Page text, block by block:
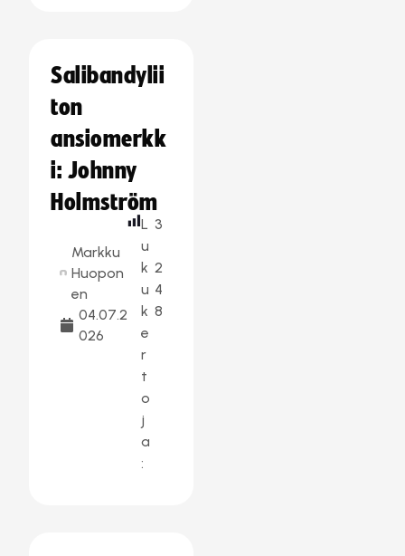
Salibandylii
ton
ansiomerkk
i: Johnny
Holmström
Markku
Huopon
en
04.07.2
026
L
u
k
u
k
e
r
t
o
j
a
:
3
2
4
8